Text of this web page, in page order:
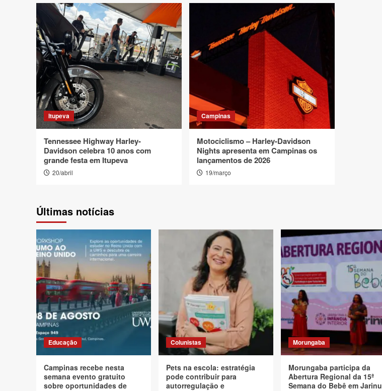
Itupeva
Tennessee Highway Harley-
Davidson celebra 10 anos com
grande festa em Itupeva
20/abril
Campinas
Motociclismo – Harley-Davidson
Nights apresenta em Campinas os
lançamentos de 2026
19/março
Últimas notícias
Educação
Campinas recebe nesta
semana evento gratuito
sobre oportunidades de
Colunistas
Pets na escola: estratégia
pode contribuir para
autorregulação e
Morungaba
Morungaba participa da
Abertura Regional da 15ª
Semana do Bebê em Jarinu